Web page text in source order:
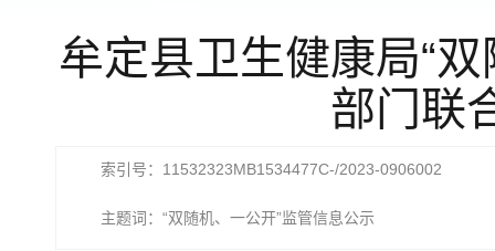
牟定县卫生健康局“
部门联
索引号：11532323MB1534477C-/2023-0906002
主题词：“双随机、一公开”监管信息公示